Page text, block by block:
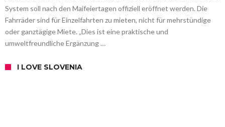
System soll nach den Maifeiertagen offiziell eröffnet werden. Die
Fahrräder sind für Einzelfahrten zu mieten, nicht für mehrstündige
oder ganztägige Miete. „Dies ist eine praktische und
umweltfreundliche Ergänzung …
I LOVE SLOVENIA